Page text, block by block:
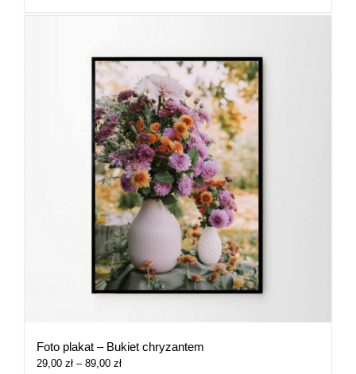
Foto plakat – Bukiet chryzantem
29,00 zł – 89,00 złZakres